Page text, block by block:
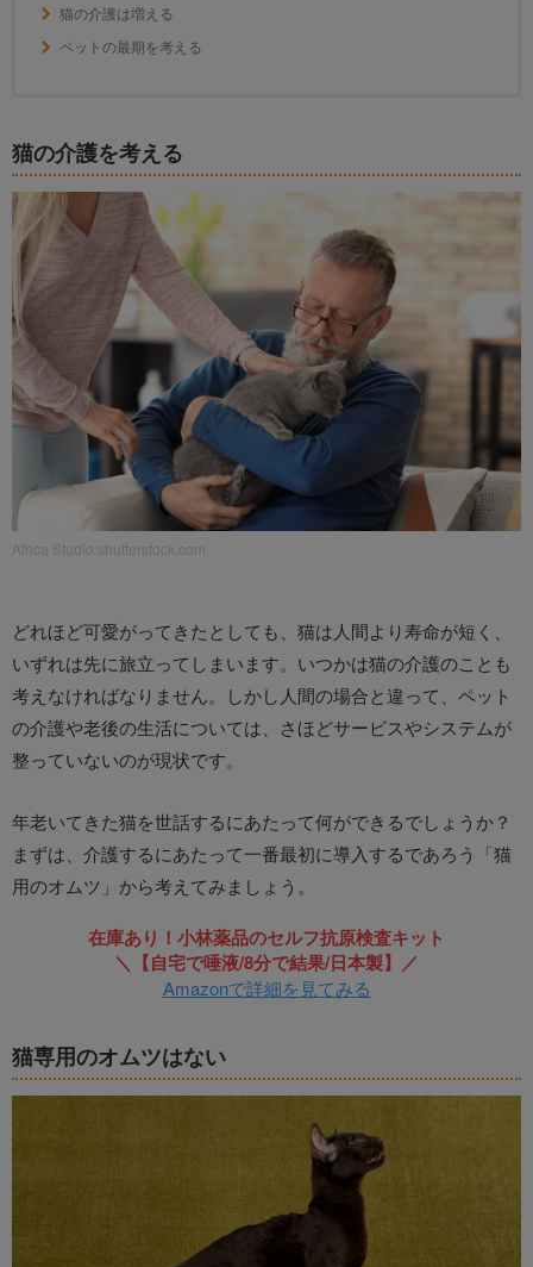
猫の介護は増える
ペットの最期を考える
猫の介護を考える
Africa Studio/shutterstock.com
どれほど可愛がってきたとしても、猫は人間より寿命が短く、
いずれは先に旅立ってしまいます。いつかは猫の介護のことも
考えなければなりません。しかし人間の場合と違って、ペット
の介護や老後の生活については、さほどサービスやシステムが
整っていないのが現状です。
年老いてきた猫を世話するにあたって何ができるでしょうか？
まずは、介護するにあたって一番最初に導入するであろう「猫
用のオムツ」から考えてみましょう。
在庫あり！小林薬品のセルフ抗原検査キット
＼【自宅で唾液/8分で結果/日本製】／
Amazonで詳細を見てみる
猫専用のオムツはない